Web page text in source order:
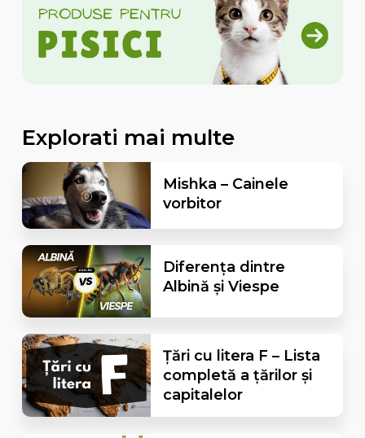
Explorati mai multe
Mishka – Cainele
vorbitor
Diferența dintre
Albină și Viespe
Țări cu litera F – Lista
completă a țărilor și
capitalelor